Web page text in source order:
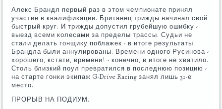
Алекс Брандл первый раз в этом чемпионате принял
участие в квалификации. Британец трижды начинал свой
быстрый круг. И трижды допустил грубейшую ошибку -
выезд всеми колесами за пределы трассы. Судьи не
стали делать гонщику поблажек - в итоге результаты
Брандла были аннулированы. Времени одного Русинова -
хорошего, кстати, времени! - конечно, в итоге не хватило.
Столь близкий поул превратился в последнюю позицию -
на старте гонки экипаж G-Drive Racing занял лишь 31-е
место.
ПРОРЫВ НА ПОДИУМ.